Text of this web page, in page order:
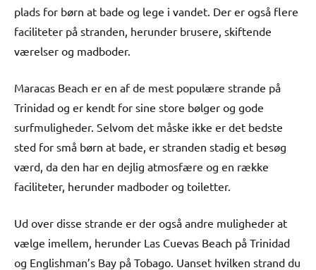
plads for børn at bade og lege i vandet. Der er også flere
faciliteter på stranden, herunder brusere, skiftende
værelser og madboder.
Maracas Beach er en af de mest populære strande på
Trinidad og er kendt for sine store bølger og gode
surfmuligheder. Selvom det måske ikke er det bedste
sted for små børn at bade, er stranden stadig et besøg
værd, da den har en dejlig atmosfære og en række
faciliteter, herunder madboder og toiletter.
Ud over disse strande er der også andre muligheder at
vælge imellem, herunder Las Cuevas Beach på Trinidad
og Englishman’s Bay på Tobago. Uanset hvilken strand du